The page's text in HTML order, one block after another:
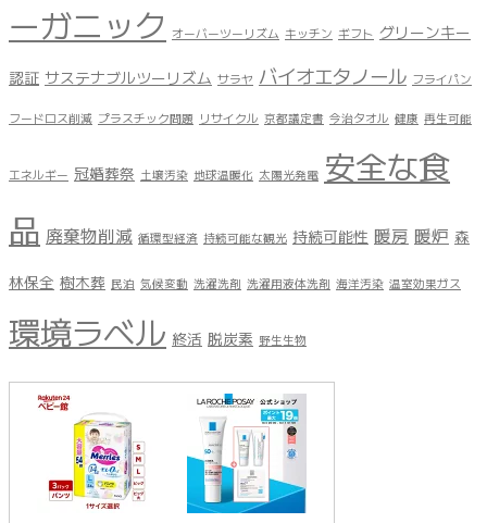
ーガニック オーバーツーリズム キッチン ギフト グリーンキー
認証 サステナブルツーリズム サラヤ バイオエタノール フライパン
フードロス削減 プラスチック問題 リサイクル 京都議定書 今治タオル 健康 再生可能
エネルギー 冠婚葬祭 土壌汚染 地球温暖化 太陽光発電 安全な食
品 廃棄物削減 循環型経済 持続可能な観光 持続可能性 暖房 暖炉 森
林保全 樹木葬 民泊 気候変動 洗濯洗剤 洗濯用液体洗剤 海洋汚染 温室効果ガス
環境ラベル 終活 脱炭素 野生生物